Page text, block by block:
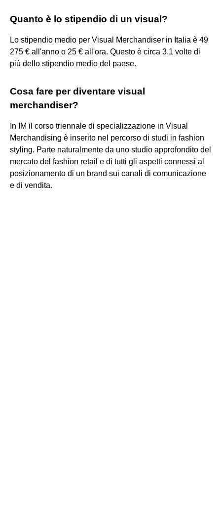
Quanto è lo stipendio di un visual?
Lo stipendio medio per Visual Merchandiser in Italia è 49
275 € all'anno o 25 € all'ora. Questo è circa 3.1 volte di
più dello stipendio medio del paese.
Cosa fare per diventare visual
merchandiser?
In IM il corso triennale di specializzazione in Visual
Merchandising è inserito nel percorso di studi in fashion
styling. Parte naturalmente da uno studio approfondito del
mercato del fashion retail e di tutti gli aspetti connessi al
posizionamento di un brand sui canali di comunicazione
e di vendita.